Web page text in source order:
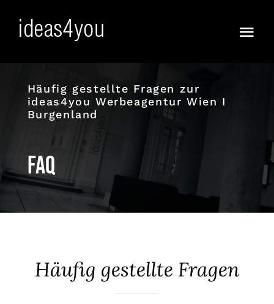
Vorfreude!
Anders
KI WOW !
Agent(o)ur
Häufig gestellte Fragen zur
ideas4you Werbeagentur Wien I
Burgenland
FAQ
Häufig gestellte Fragen